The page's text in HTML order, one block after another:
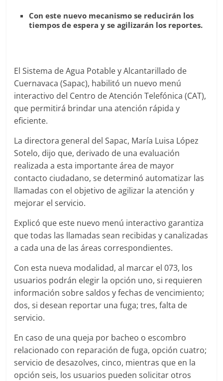
Alcantarillado
Cuernavaca
Con este nuevo mecanismo se reducirán los
tiempos de espera y se agilizarán los reportes.
El Sistema de Agua Potable y Alcantarillado de
Cuernavaca (Sapac), habilitó un nuevo menú
interactivo del Centro de Atención Telefónica (CAT),
que permitirá brindar una atención rápida y
eficiente.
La directora general del Sapac, María Luisa López
Sotelo, dijo que, derivado de una evaluación
realizada a esta importante área de mayor
contacto ciudadano, se determinó automatizar las
llamadas con el objetivo de agilizar la atención y
mejorar el servicio.
Explicó que este nuevo menú interactivo garantiza
que todas las llamadas sean recibidas y canalizadas
a cada una de las áreas correspondientes.
Con esta nueva modalidad, al marcar el 073, los
usuarios podrán elegir la opción uno, si requieren
información sobre saldos y fechas de vencimiento;
dos, si desean reportar una fuga; tres, falta de
servicio.
En caso de una queja por bacheo o escombro
relacionado con reparación de fuga, opción cuatro;
servicio de desazolves, cinco, mientras que en la
opción seis, los usuarios pueden solicitar otros